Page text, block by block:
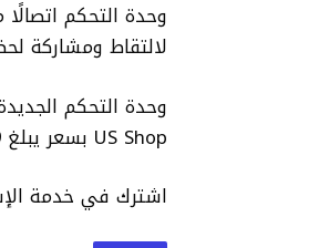
لالتقاط ومشاركة
US Shop بسعر يبلغ 44.99 دولارًا.
اشترك في خدمة